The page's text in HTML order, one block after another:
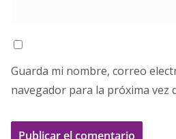
Guarda mi nombre, correo
navegador para la próxima vez